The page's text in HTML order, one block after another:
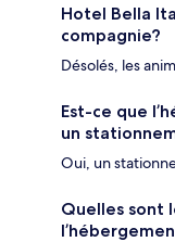
Hotel Bella
compagnie?
Désolés, les
Est-ce que
un
Oui, un
Quelles sont